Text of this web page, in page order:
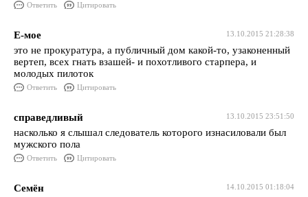
Ответить Цитировать
13.10.2015 21:28:38
Е-мое
это не прокуратура, а публичный дом какой-то, узаконенный
вертеп, всех гнать взашей- и похотливого старпера, и
молодых пилоток
Ответить Цитировать
13.10.2015 23:51:50
справедливый
насколько я слышал следователь которого изнасиловали был
мужского пола
Ответить Цитировать
14.10.2015 01:18:04
Семён